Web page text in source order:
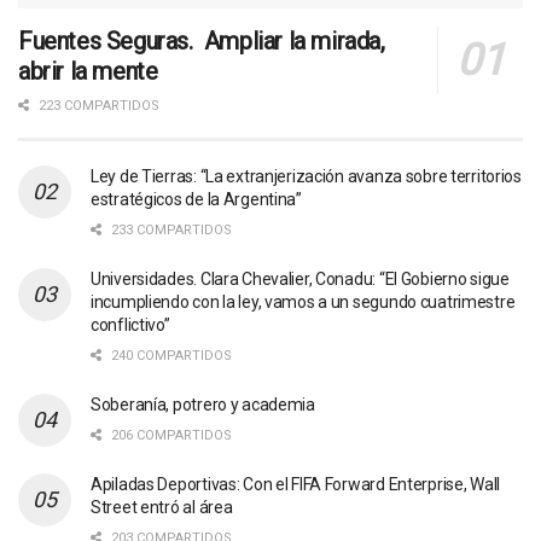
Fuentes Seguras. Ampliar la mirada,
abrir la mente
223 COMPARTIDOS
Ley de Tierras: “La extranjerización avanza sobre territorios
estratégicos de la Argentina”
233 COMPARTIDOS
Universidades. Clara Chevalier, Conadu: “El Gobierno sigue
incumpliendo con la ley, vamos a un segundo cuatrimestre
conflictivo”
240 COMPARTIDOS
Soberanía, potrero y academia
206 COMPARTIDOS
Apiladas Deportivas: Con el FIFA Forward Enterprise, Wall
Street entró al área
203 COMPARTIDOS